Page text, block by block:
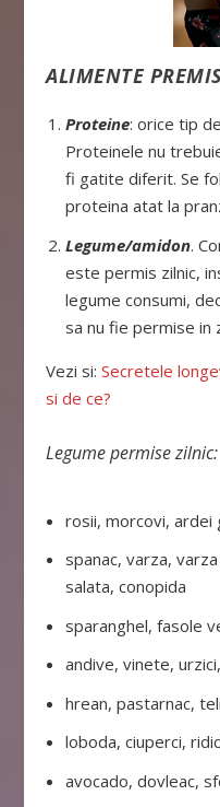
ALIMENTE
Proteine: orice tip
Proteinele nu
fi gatite diferit. Se
proteina atat la
Legume/amidon.
este permis zilnic,
legume consumi,
sa nu fie permise in
Vezi si:Secretele
si de ce?
Legume permise zilnic:
rosii, morcovi, ardei
spanac, varza,
salata, conopida
sparanghel, fasole
andive, vinete,
hrean, pastarnac,
loboda, ciuperci,
avocado, dovleac,